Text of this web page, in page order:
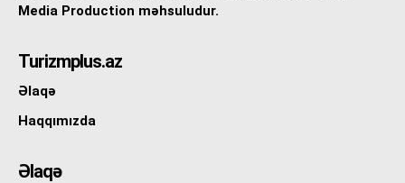
Media Production məhsuludur.
Turizmplus.az
Əlaqə
Haqqımızda
Əlaqə